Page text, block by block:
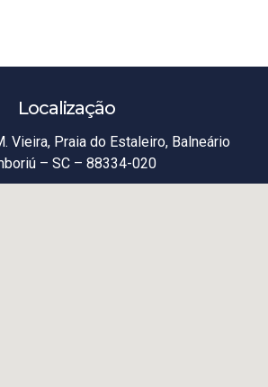
Localização
Vieira, Praia do Estaleiro, Balneário
– SC – 88334-020